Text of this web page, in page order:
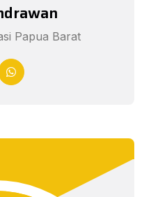
Papua Barat